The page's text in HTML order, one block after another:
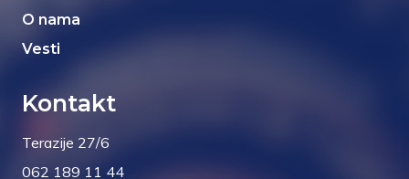
O nama
Vesti
Kontakt
Terazije 27/6
062 189 11 44